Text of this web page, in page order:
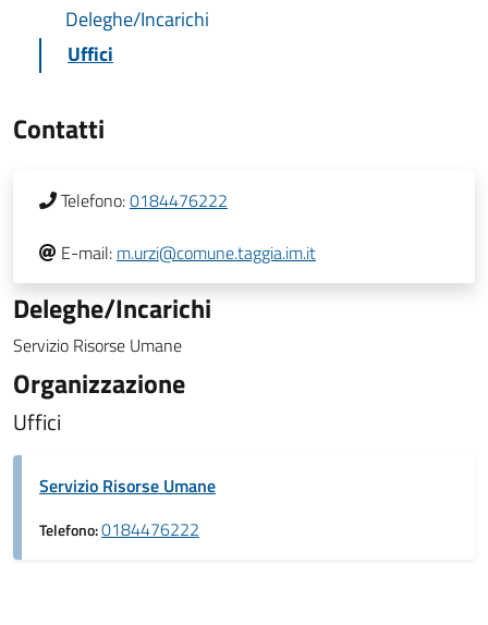
Deleghe/Incarichi
Uffici
Contatti
Telefono:0184476222
E-mail: m.urzi@comune.taggia.im.it
Deleghe/Incarichi
Servizio Risorse Umane
Organizzazione
Uffici
Servizio Risorse Umane
Telefono:0184476222